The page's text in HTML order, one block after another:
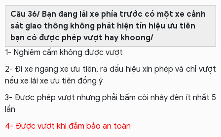
Câu 36/ Bạn đang lái xe phía trước có một xe cảnh
sát giao thông không phát hiện tín hiệu ưu tiên
bạn có được phép vượt hay khoong/
1- Nghiêm cấm không được vượt
2- Đi xe ngang xe ưu tiên, ra dấu hiệu xin phép và chỉ vượt
nếu xe lái xe ưu tiên đồng ý
3- Được phép vượt nhưng phải bấm còi nháy đèn ít nhất 5
lần
4- Được vượt khi đảm bảo an toàn